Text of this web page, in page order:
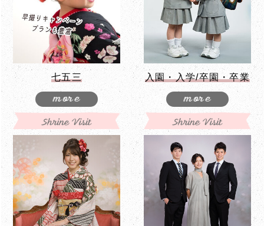
七五三 入園・入学/卒園・卒業